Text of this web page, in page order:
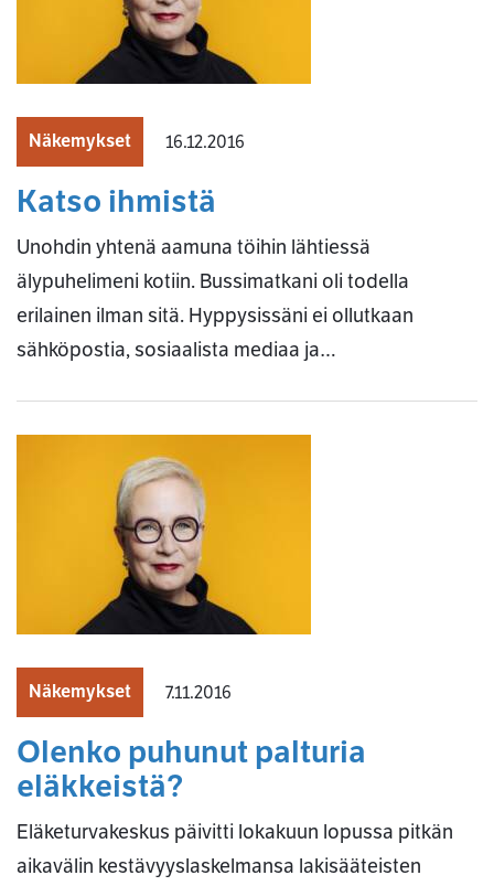
Näkemykset 16.12.2016
Katso ihmistä
Unohdin yhtenä aamuna töihin lähtiessä
älypuhelimeni kotiin. Bussimatkani oli todella
erilainen ilman sitä. Hyppysissäni ei ollutkaan
sähköpostia, sosiaalista mediaa ja…
Näkemykset 7.11.2016
Olenko puhunut palturia
eläkkeistä?
Eläketurvakeskus päivitti lokakuun lopussa pitkän
aikavälin kestävyyslaskelmansa lakisääteisten